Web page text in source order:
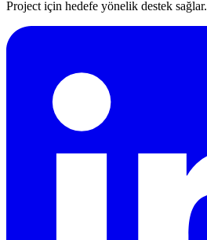
Project için hedefe yönelik destek sağlar.